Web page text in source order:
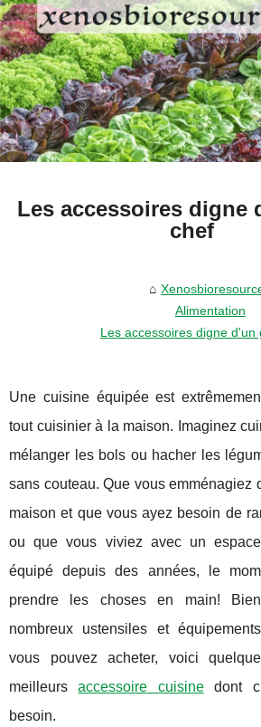
Les accessoires digne
chef
Alimentation
Les accessoires digne d'un
Une cuisine équipée est
tout cuisinier à la maison. Imaginez
mélanger les bols ou hacher les
sans couteau. Que vous emménagiez
maison et que vous ayez besoin de
ou que vous viviez avec un
équipé depuis des années, le
prendre les choses en main!
nombreux ustensiles et
vous pouvez acheter, voici
meilleursaccessoire cuisinedont
besoin.